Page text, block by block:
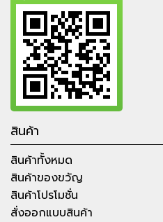
สินค้า
สินค้าทั้งหมด
สินค้าของขวัญ
สินค้าโปรโมชั่น
สั่งออกแบบสินค้า